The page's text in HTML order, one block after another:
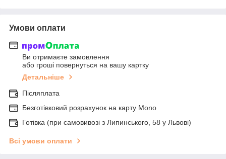
Умови оплати
Ви отримаєте замовлення
або гроші повернуться на вашу картку
Детальніше
Післяплата
Безготівковий розрахунок на карту Mono
Готівка (при самовивозі з Липинського, 58 у Львові)
Всі умови оплати